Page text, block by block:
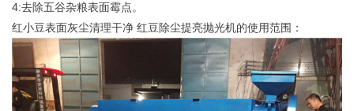
4:去除五谷杂粮表面霉点。
红小豆表面灰尘清理干净 红豆除尘提亮抛光机的使用范围：